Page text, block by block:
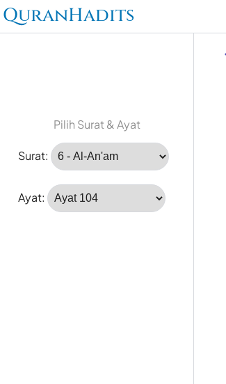
QuranHadits
Pilih Surat & Ayat
Surat:
Ayat: